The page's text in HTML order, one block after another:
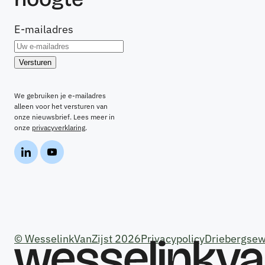
E-mailadres
We gebruiken je e-mailadres
alleen voor het versturen van
onze nieuwsbrief. Lees meer in
onze privacyverklaring.
© WesselinkVanZijst 2026Privacypolicy